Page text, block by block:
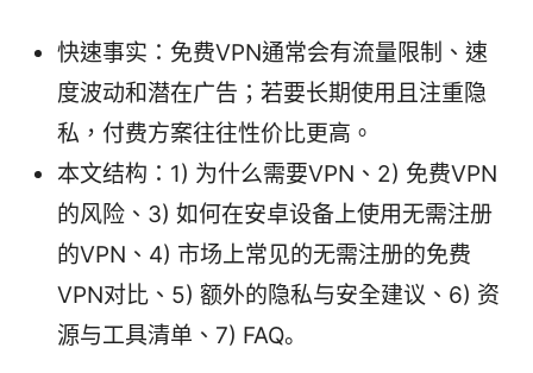
快速事实：免费VPN通常会有流量限制、速
度波动和潜在广告；若要长期使用且注重隐
私，付费方案往往性价比更高。
本文结构：1) 为什么需要VPN、2) 免费VPN
的风险、3) 如何在安卓设备上使用无需注册
的VPN、4) 市场上常见的无需注册的免费
VPN对比、5) 额外的隐私与安全建议、6) 资
源与工具清单、7) FAQ。